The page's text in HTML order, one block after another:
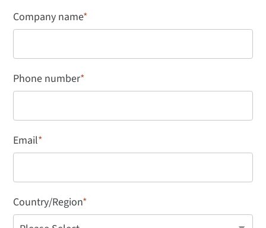
Company name*
Phone number*
Email*
Country/Region*